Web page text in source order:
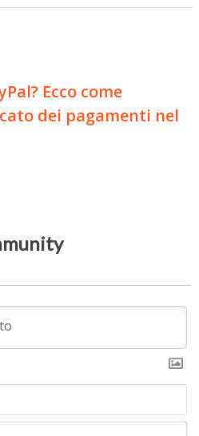
Ecco come
dei pagamenti nel